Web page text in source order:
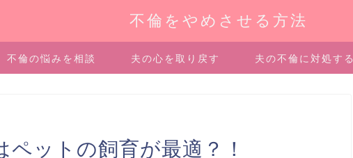
不倫をやめさせる方法
不倫の悩みを相談 夫の心を取り戻す 夫の不倫に対処する
ペットの飼育が最適？！